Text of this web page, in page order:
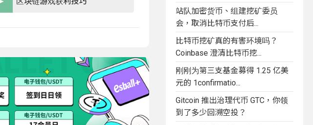
站队加密货币、组建挖矿委员
会，取消比特币支付后...
比特币挖矿真的有害环境吗？
Coinbase 澄清比特币挖...
刚刚为第三支基金募得 1.25 亿美
元的 1confirmatio...
Gitcoin 推出治理代币 GTC，你领
到了多少回溯空投？